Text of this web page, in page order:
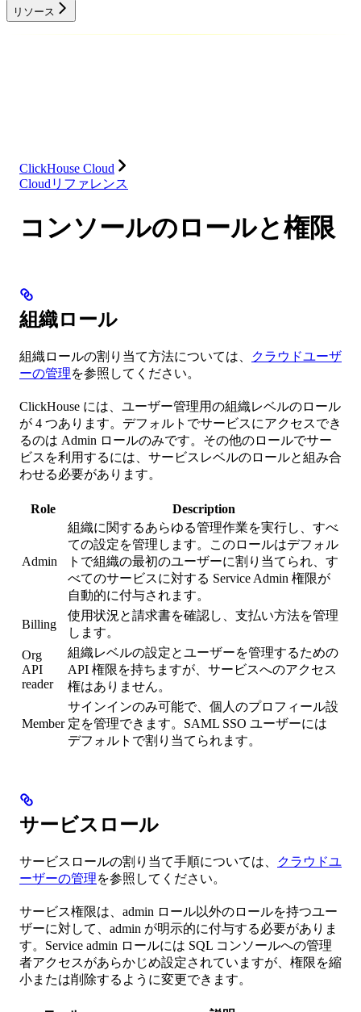
リソース
ClickHouse Cloud
Cloudリファレンス
コンソールのロールと権限
組織ロール
組織ロールの割り当て方法については、
クラウドユーザ
ーの管理を参照してください。
ClickHouse には、ユーザー管理用の組織レベルのロール
が 4 つあります。デフォルトでサービスにアクセスでき
るのは Admin ロールのみです。その他のロールでサー
ビスを利用するには、サービスレベルのロールと組み合
わせる必要があります。
Role Description
Admin
組織に関するあらゆる管理作業を実行し、すべ
ての設定を管理します。このロールはデフォル
トで組織の最初のユーザーに割り当てられ、す
べてのサービスに対する Service Admin 権限が
自動的に付与されます。
Billing
使用状況と請求書を確認し、支払い方法を管理
します。
Org
API
reader
組織レベルの設定とユーザーを管理するための
API 権限を持ちますが、サービスへのアクセス
権はありません。
Member
サインインのみ可能で、個人のプロフィール設
定を管理できます。SAML SSO ユーザーには
デフォルトで割り当てられます。
サービスロール
サービスロールの割り当て手順については、
クラウドユ
ーザーの管理を参照してください。
サービス権限は、admin ロール以外のロールを持つユー
ザーに対して、admin が明示的に付与する必要がありま
す。Service admin ロールには SQL コンソールへの管理
者アクセスがあらかじめ設定されていますが、権限を縮
小または削除するように変更できます。